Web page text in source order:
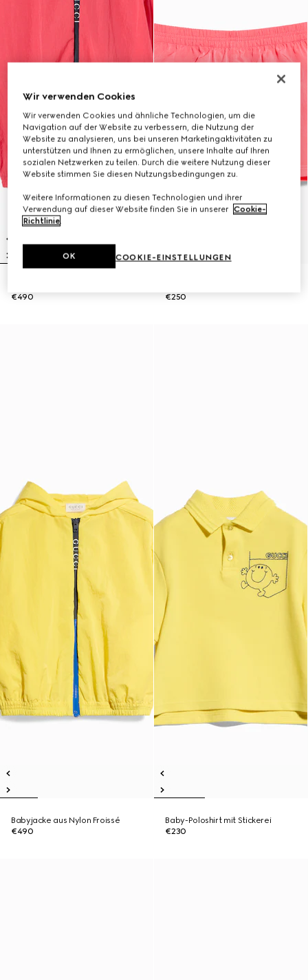
€490
€250
Babyjacke aus Nylon Froissé
€490
Baby-Poloshirt mit Stickerei
€230
Wir verwenden Cookies
Wir verwenden Cookies und ähnliche Technologien, um die
Navigation auf der Website zu verbessern, die Nutzung der
Website zu analysieren, uns bei unseren Marketingaktivitäten zu
unterstützen und Ihnen zu ermöglichen, unsere Inhalte auf Ihren
sozialen Netzwerken zu teilen. Durch die weitere Nutzung dieser
Website stimmen Sie diesen Nutzungsbedingungen zu.
Weitere Informationen zu diesen Technologien und ihrer
Verwendung auf dieser Website finden Sie in unserer Cookie-
Richtlinie.
COOKIE-EINSTELLUNGEN
OK